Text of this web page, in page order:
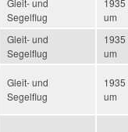
Gleit- und
Segelflug
1935
um
Gleit- und
Segelflug
1935
um
Gleit- und
Segelflug
1935
um